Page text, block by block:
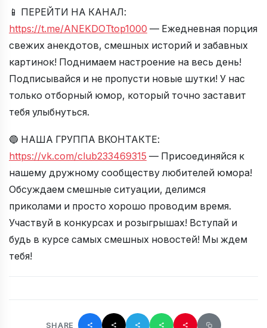
📱 ПЕРЕЙТИ НА КАНАЛ:
https://t.me/ANEKDOTtop1000 — Ежедневная порция
свежих анекдотов, смешных историй и забавных
картинок! Поднимаем настроение на весь день!
Подписывайся и не пропусти новые шутки! У нас
только отборный юмор, который точно заставит
тебя улыбнуться.
🔵 НАША ГРУППА ВКОНТАКТЕ:
https://vk.com/club233469315 — Присоединяйся к
нашему дружному сообществу любителей юмора!
Обсуждаем смешные ситуации, делимся
приколами и просто хорошо проводим время.
Участвуй в конкурсах и розыгрышах! Вступай и
будь в курсе самых смешных новостей! Мы ждем
тебя!
SHARE